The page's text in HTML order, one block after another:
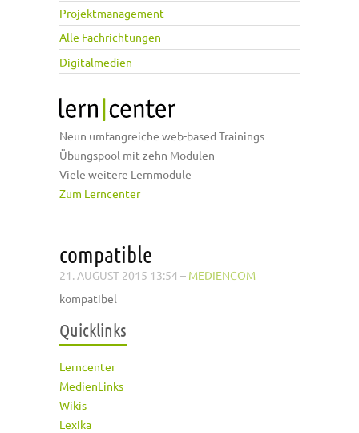
Projektmanagement
Alle Fachrichtungen
Digitalmedien
Neun umfangreiche web-based Trainings
Übungspool mit zehn Modulen
Viele weitere Lernmodule
Zum Lerncenter
compatible
21. AUGUST 2015 13:54 – MEDIENCOM
kompatibel
Quicklinks
Lerncenter
MedienLinks
Wikis
Lexika